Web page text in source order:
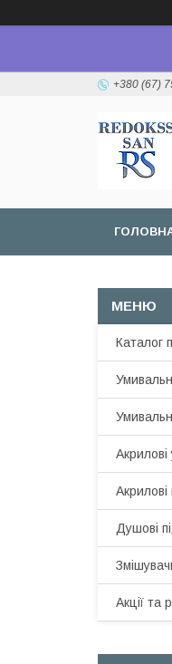
+380 (67)
Каталог
Акрилові
Душові
Акції та